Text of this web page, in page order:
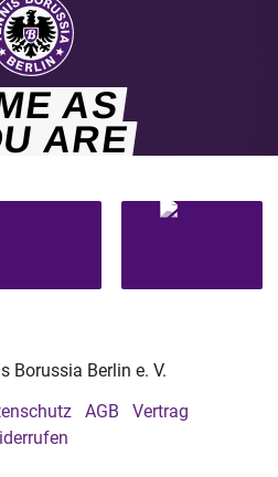
AS
ARE
Borussia Berlin e. V.
AGB
Vertrag